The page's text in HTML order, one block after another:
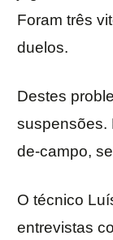
Foram três
duelos.
Destes
suspensões.
de-campo,
O técnico
entrevistas